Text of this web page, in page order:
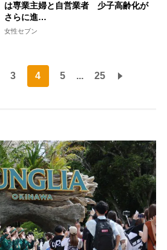
は専業主婦と自営業者 少子高齢化が
さらに進…
女性セブン
3 4 5 ... 25